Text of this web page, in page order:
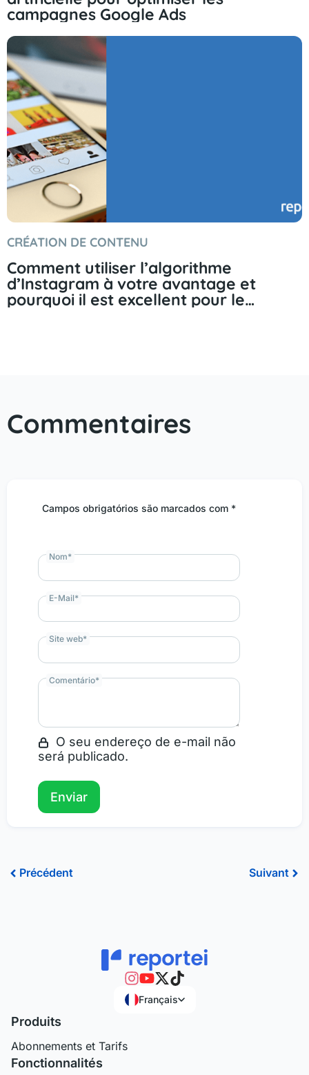
campagnes Google Ads
CRÉATION DE CONTENU
Comment utiliser l’algorithme
d’Instagram à votre avantage et
pourquoi il est excellent pour le
Commentaires
Campos obrigatórios são marcados com *
Comentário*
O seu endereço de e-mail não
será publicado.
Nom*
E-Mail*
Site web*
Précédent
Précédent Suivant
Français
Produits
Abonnements et Tarifs
Fonctionnalités